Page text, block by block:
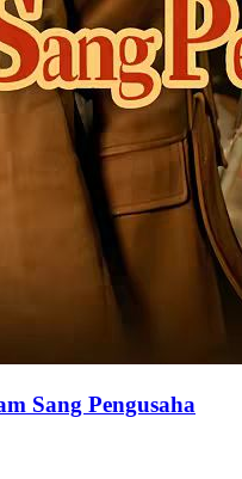
Sang Pengusaha